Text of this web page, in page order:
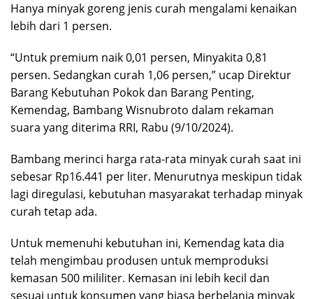
Hanya minyak goreng jenis curah mengalami kenaikan
lebih dari 1 persen.
“Untuk premium naik 0,01 persen, Minyakita 0,81
persen. Sedangkan curah 1,06 persen,” ucap Direktur
Barang Kebutuhan Pokok dan Barang Penting,
Kemendag, Bambang Wisnubroto dalam rekaman
suara yang diterima RRI, Rabu (9/10/2024).
Bambang merinci harga rata-rata minyak curah saat ini
sebesar Rp16.441 per liter. Menurutnya meskipun tidak
lagi diregulasi, kebutuhan masyarakat terhadap minyak
curah tetap ada.
Untuk memenuhi kebutuhan ini, Kemendag kata dia
telah mengimbau produsen untuk memproduksi
kemasan 500 mililiter. Kemasan ini lebih kecil dan
sesuai untuk konsumen yang biasa berbelanja minyak